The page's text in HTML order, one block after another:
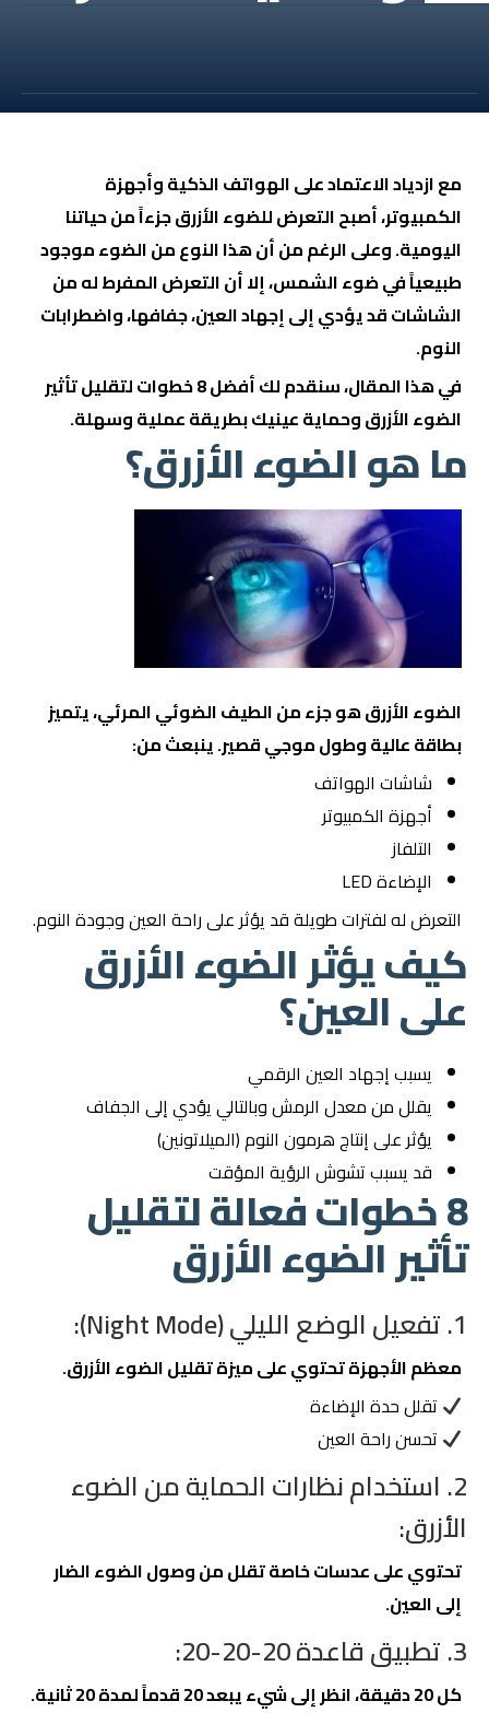
مع ازدياد الاعتماد على الهواتف الذكية وأجهزة
الكمبيوتر، أصبح التعرض للضوء الأزرق جزءاً من حياتنا
اليومية. وعلى الرغم من أن هذا النوع من الضوء موجود
طبيعياً في ضوء الشمس، إلا أن التعرض المفرط له من
الشاشات قد يؤدي إلى إجهاد العين، جفافها، واضطرابات
النوم.
في هذا المقال، سنقدم لك أفضل 8 خطوات لتقليل تأثير
الضوء الأزرقوحماية عينيك بطريقة عملية وسهلة.
ما هو الضوء الأزرق؟
الضوء الأزرق هو جزء من الطيف الضوئي المرئي، يتميز
بطاقة عالية وطول موجي قصير. ينبعث من:
شاشات الهواتف
أجهزة الكمبيوتر
التلفاز
الإضاءة LED
التعرض له لفترات طويلة قد يؤثر على راحة العين وجودة النوم.
كيف يؤثر الضوء الأزرق
على العين؟
يسبب إجهاد العين الرقمي
يقلل من معدل الرمش وبالتالي يؤدي إلى الجفاف
يؤثر على إنتاج هرمون النوم (الميلاتونين)
قد يسبب تشوش الرؤية المؤقت
8 خطوات فعالة لتقليل
تأثير الضوء الأزرق
1. تفعيل الوضع الليلي (Night Mode):
معظم الأجهزة تحتوي على ميزة تقليل الضوء الأزرق.
تقلل حدة الإضاءة
تحسن راحة العين
2. استخدام نظارات الحماية من الضوء
الأزرق:
تحتوي على عدسات خاصة تقلل من وصول الضوء الضار
إلى العين.
3. تطبيق قاعدة 20-20-20:
كل 20 دقيقة، انظر إلى شيء يبعد 20 قدماً لمدة 20 ثانية.